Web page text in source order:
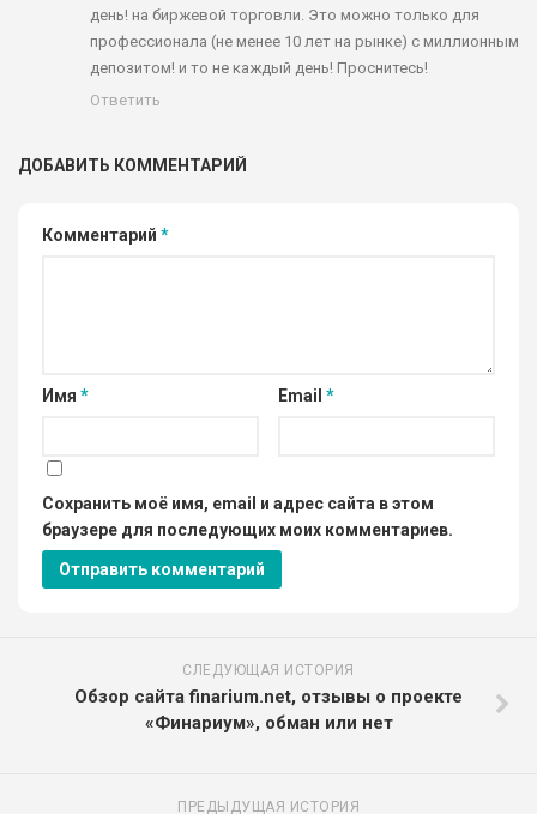
день! на биржевой торговли. Это можно только для
профессионала (не менее 10 лет на рынке) с миллионным
депозитом! и то не каждый день! Проснитесь!
Ответить
ДОБАВИТЬ КОММЕНТАРИЙ
Комментарий *
Имя * Email *
Сохранить моё имя, email и адрес сайта в этом
браузере для последующих моих комментариев.
СЛЕДУЮЩАЯ ИСТОРИЯ
Обзор сайта finarium.net, отзывы о проекте
«Финариум», обман или нет
ПРЕДЫДУЩАЯ ИСТОРИЯ